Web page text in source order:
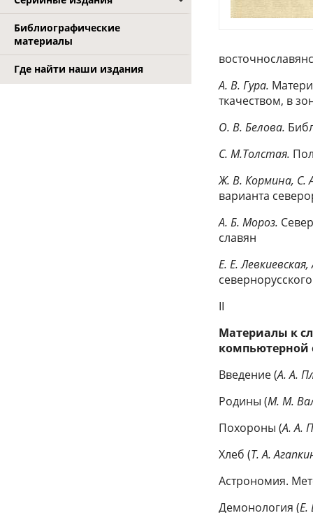
Библиографические
материалы
Где найти наши издания
А. В. Гура.
ткачеством, в
О. В. Белова.
С. М.Толстая.
Ж. В. Кормина,
варианта
А. Б. Мороз.
славян
Е. Е.
II
Материалы к
компьютерной
Введение (А. А.
Родины (М. М.
Похороны (А. А.
Хлеб (Т. А.
Астрономия.
Демонология (Е.